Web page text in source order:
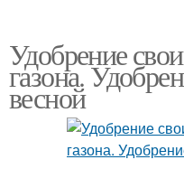
Удобрение
газона.
весной